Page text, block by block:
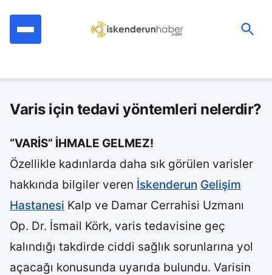
Varis için tedavi yöntemleri nelerdir?
“VARİS” İHMALE GELMEZ!
Özellikle kadınlarda daha sık görülen varisler
hakkında bilgiler veren İskenderun Gelişim
Hastanesi Kalp ve Damar Cerrahisi Uzmanı
Op. Dr. İsmail Körk, varis tedavisine geç
kalındığı takdirde ciddi sağlık sorunlarına yol
açacağı konusunda uyarıda bulundu. Varisin